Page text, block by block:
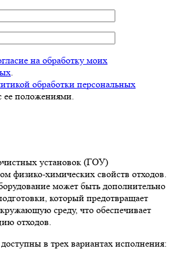
на обработку моих
.
обработки персональных
ее положениями.
установок (ГОУ)
физико-химических свойств отходов.
может быть дополнительно
который предотвращает
среду, что обеспечивает
отходов.
в трех вариантах исполнения: